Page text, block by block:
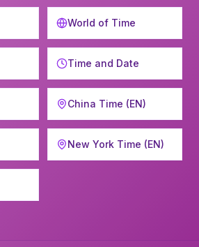
World of Time
Time and Date
China Time (EN)
New York Time (EN)